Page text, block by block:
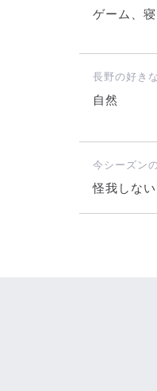
ゲーム、
長野の好き
自然
今シーズン
怪我しな